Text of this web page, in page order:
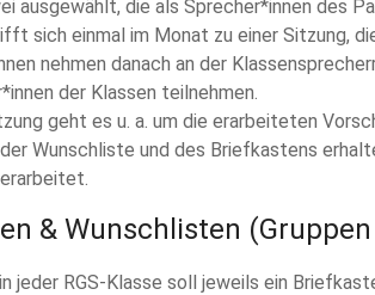
ausgewählt, die als Sprecher*innen des
sich einmal im Monat zu einer Sitzung,
nehmen danach an der
der Klassen teilnehmen.
geht es u. a. um die erarbeiteten
Wunschliste und des Briefkastens
& Wunschlisten (Gruppen
jeder RGS-Klasse soll jeweils ein